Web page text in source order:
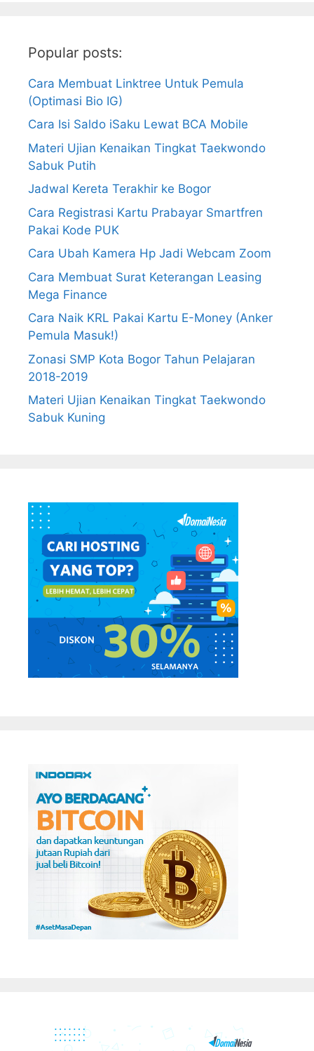
Popular posts:
Cara Membuat Linktree Untuk Pemula
(Optimasi Bio IG)
Cara Isi Saldo iSaku Lewat BCA Mobile
Materi Ujian Kenaikan Tingkat Taekwondo
Sabuk Putih
Jadwal Kereta Terakhir ke Bogor
Cara Registrasi Kartu Prabayar Smartfren
Pakai Kode PUK
Cara Ubah Kamera Hp Jadi Webcam Zoom
Cara Membuat Surat Keterangan Leasing
Mega Finance
Cara Naik KRL Pakai Kartu E-Money (Anker
Pemula Masuk!)
Zonasi SMP Kota Bogor Tahun Pelajaran
2018-2019
Materi Ujian Kenaikan Tingkat Taekwondo
Sabuk Kuning